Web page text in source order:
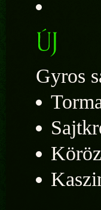
Gyros